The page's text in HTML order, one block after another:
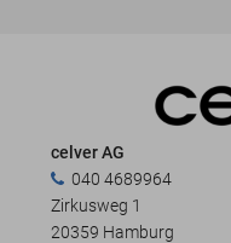
celver AG
040 4689964
Zirkusweg 1
20359 Hamburg